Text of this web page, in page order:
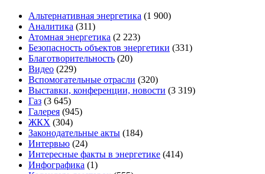
Альтернативная энергетика (1 900)
Аналитика (311)
Атомная энергетика (2 223)
Безопасность объектов энергетики (331)
Благотворительность (20)
Видео (229)
Вспомогательные отрасли (320)
Выставки, конференции, новости (3 319)
Газ (3 645)
Галерея (945)
ЖКХ (304)
Законодательные акты (184)
Интервью (24)
Интересные факты в энергетике (414)
Инфографика (1)